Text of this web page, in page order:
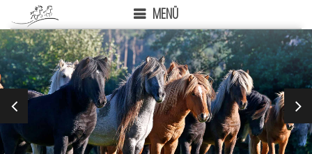
MENÜ
PREVIOUS